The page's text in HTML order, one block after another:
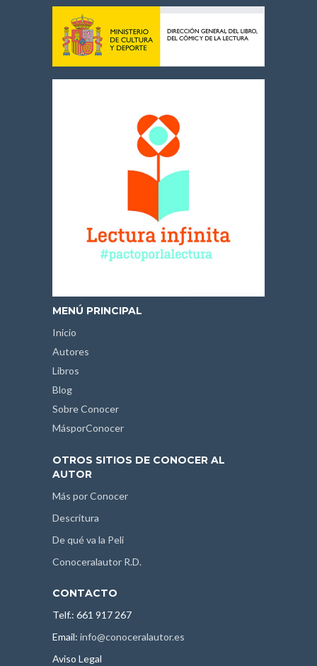
MENÚ PRINCIPAL
Inicio
Autores
Libros
Blog
Sobre Conocer
MásporConocer
OTROS SITIOS DE CONOCER AL
AUTOR
Más por Conocer
Descritura
De qué va la Peli
Conoceralautor R.D.
CONTACTO
Telf.: 661 917 267
Email: info@conoceralautor.es
Aviso Legal